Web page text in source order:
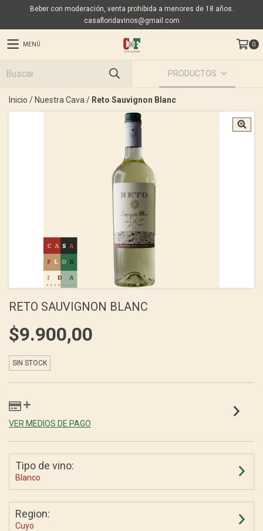
Beber con moderación, venta prohibida a menores de 18 años.
casafloridavinos@gmail.com
MENÚ 0
PRODUCTOS
Inicio / Nuestra Cava / Reto Sauvignon Blanc
RETO SAUVIGNON BLANC
$9.900,00
SIN STOCK
VER MEDIOS DE PAGO
Tipo de vino:
Blanco
Region:
Cuyo